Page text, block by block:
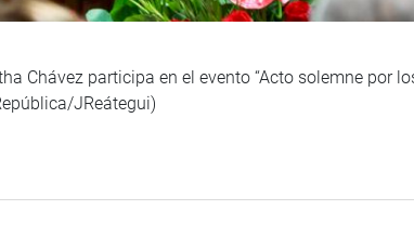
Chávez participa en el evento “Acto solemne por
JReátegui)